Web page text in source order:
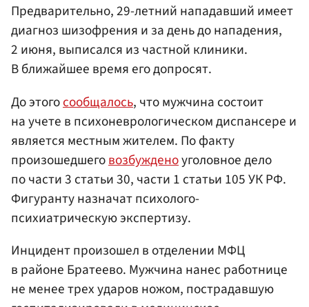
Предварительно, 29-летний нападавший имеет
диагноз шизофрения и за день до нападения,
2 июня, выписался из частной клиники.
В ближайшее время его допросят.
До этогосообщалось, что мужчина состоит
на учете в психоневрологическом диспансере и
является местным жителем. По факту
произошедшеговозбужденоуголовное дело
по части 3 статьи 30, части 1 статьи 105 УК РФ.
Фигуранту назначат психолого-
психиатрическую экспертизу.
Инцидент произошел в отделении МФЦ
в районе Братеево. Мужчина нанес работнице
не менее трех ударов ножом, пострадавшую